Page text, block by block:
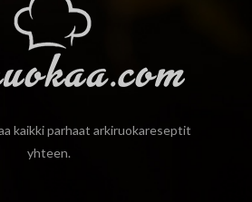
kaikki parhaat arkiruokareseptit
yhteen.